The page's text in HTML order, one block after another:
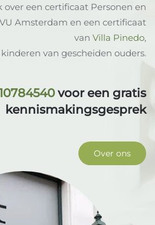
over een certificaat Personen en
Amsterdam en een certificaat
van Villa Pinedo,
van gescheiden ouders.
voor een gratis
kennismakingsgesprek
Over ons